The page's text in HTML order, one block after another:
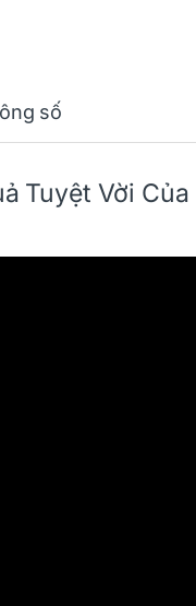
số
Tuyệt Vời Của